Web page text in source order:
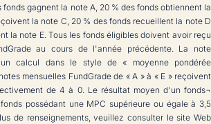
fonds gagnent la note A, 20 % des fonds obtiennent la
la note C, 20 % des fonds recueillent la note D
la note E. Tous les fonds éligibles doivent avoir reçu
au cours de l'année précédente. La note
calcul dans le style de « moyenne pondérée
mensuelles FundGrade de « A » à « E » reçoivent
de 4 à 0. Le résultat moyen d'un fonds¬
possédant une MPC supérieure ou égale à 3,5
de renseignements, veuillez consulter le site Web